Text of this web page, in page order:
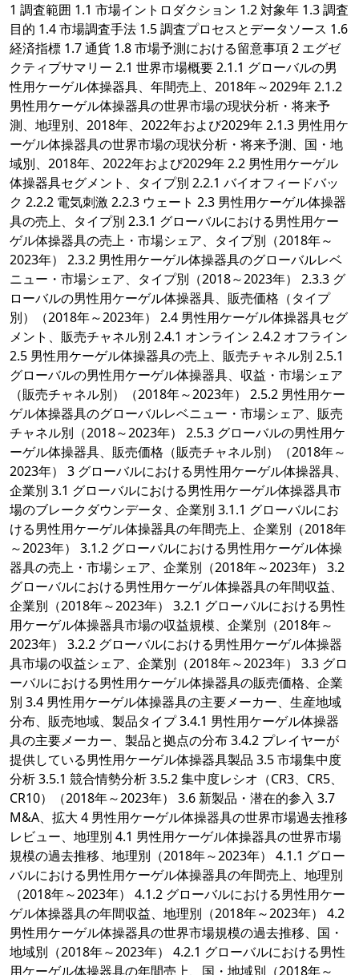
1 調査範囲 1.1 市場イントロダクション 1.2 対象年 1.3 調査
目的 1.4 市場調査手法 1.5 調査プロセスとデータソース 1.6
経済指標 1.7 通貨 1.8 市場予測における留意事項 2 エグゼ
クティブサマリー 2.1 世界市場概要 2.1.1 グローバルの男
性用ケーゲル体操器具、年間売上、2018年～2029年 2.1.2
男性用ケーゲル体操器具の世界市場の現状分析・将来予
測、地理別、2018年、2022年および2029年 2.1.3 男性用ケ
ーゲル体操器具の世界市場の現状分析・将来予測、国・地
域別、2018年、2022年および2029年 2.2 男性用ケーゲル
体操器具セグメント、タイプ別 2.2.1 バイオフィードバッ
ク 2.2.2 電気刺激 2.2.3 ウェート 2.3 男性用ケーゲル体操器
具の売上、タイプ別 2.3.1 グローバルにおける男性用ケー
ゲル体操器具の売上・市場シェア、タイプ別（2018年～
2023年） 2.3.2 男性用ケーゲル体操器具のグローバルレベ
ニュー・市場シェア、タイプ別（2018～2023年） 2.3.3 グ
ローバルの男性用ケーゲル体操器具、販売価格（タイプ
別）（2018年～2023年） 2.4 男性用ケーゲル体操器具セグ
メント、販売チャネル別 2.4.1 オンライン 2.4.2 オフライン
2.5 男性用ケーゲル体操器具の売上、販売チャネル別 2.5.1
グローバルの男性用ケーゲル体操器具、収益・市場シェア
（販売チャネル別）（2018年～2023年） 2.5.2 男性用ケー
ゲル体操器具のグローバルレベニュー・市場シェア、販売
チャネル別（2018～2023年） 2.5.3 グローバルの男性用ケ
ーゲル体操器具、販売価格（販売チャネル別）（2018年～
2023年） 3 グローバルにおける男性用ケーゲル体操器具、
企業別 3.1 グローバルにおける男性用ケーゲル体操器具市
場のブレークダウンデータ、企業別 3.1.1 グローバルにお
ける男性用ケーゲル体操器具の年間売上、企業別（2018年
～2023年） 3.1.2 グローバルにおける男性用ケーゲル体操
器具の売上・市場シェア、企業別（2018年～2023年） 3.2
グローバルにおける男性用ケーゲル体操器具の年間収益、
企業別（2018年～2023年） 3.2.1 グローバルにおける男性
用ケーゲル体操器具市場の収益規模、企業別（2018年～
2023年） 3.2.2 グローバルにおける男性用ケーゲル体操器
具市場の収益シェア、企業別（2018年～2023年） 3.3 グロ
ーバルにおける男性用ケーゲル体操器具の販売価格、企業
別 3.4 男性用ケーゲル体操器具の主要メーカー、生産地域
分布、販売地域、製品タイプ 3.4.1 男性用ケーゲル体操器
具の主要メーカー、製品と拠点の分布 3.4.2 プレイヤーが
提供している男性用ケーゲル体操器具製品 3.5 市場集中度
分析 3.5.1 競合情勢分析 3.5.2 集中度レシオ（CR3、CR5、
CR10）（2018年～2023年） 3.6 新製品・潜在的参入 3.7
M&A、拡大 4 男性用ケーゲル体操器具の世界市場過去推移
レビュー、地理別 4.1 男性用ケーゲル体操器具の世界市場
規模の過去推移、地理別（2018年～2023年） 4.1.1 グロー
バルにおける男性用ケーゲル体操器具の年間売上、地理別
（2018年～2023年） 4.1.2 グローバルにおける男性用ケー
ゲル体操器具の年間収益、地理別（2018年～2023年） 4.2
男性用ケーゲル体操器具の世界市場規模の過去推移、国・
地域別（2018年～2023年） 4.2.1 グローバルにおける男性
用ケーゲル体操器具の年間売上、国・地域別（2018年～